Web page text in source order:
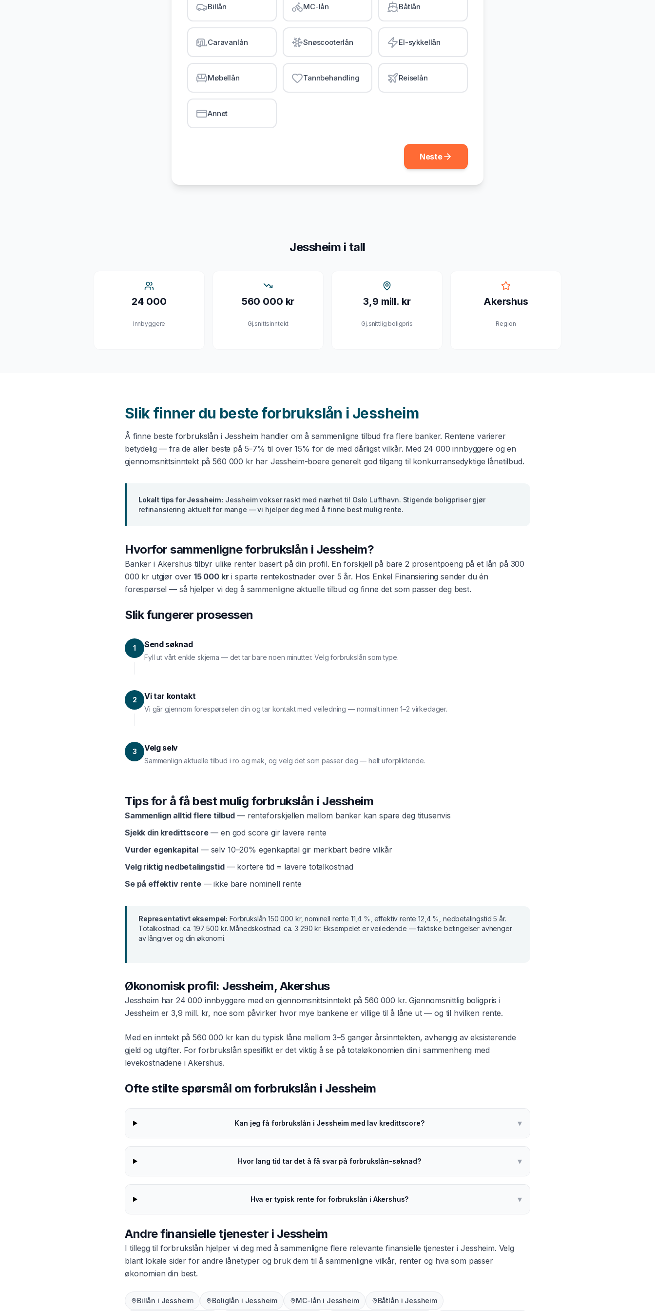
Billån MC-lån Båtlån
Caravanlån Snøscooterlån El-sykkellån
Møbellån Tannbehandling Reiselån
Annet
Neste
Jessheim i tall
24 000
Innbyggere
560 000 kr
Gj.snittsinntekt
3,9 mill. kr
Gj.snittlig boligpris
Akershus
Region
Slik finner du besteforbrukslån i Jessheim
Å finne beste forbrukslån i Jessheim handler om å sammenligne tilbud fra flere banker. Rentene varierer
betydelig — fra de aller beste på 5–7% til over 15% for de med dårligst vilkår. Med 24 000 innbyggere og en
gjennomsnittsinntekt på560 000 krhar Jessheim-boere generelt god tilgang til konkurransedyktige lånetilbud.
Lokalt tips forJessheim: Jessheim vokser raskt med nærhet til Oslo Lufthavn. Stigende boligpriser gjør
refinansiering aktuelt for mange — vi hjelper deg med å finne best mulig rente.
Hvorfor sammenligneforbrukslån i Jessheim?
Banker i Akershus tilbyr ulike renter basert på din profil. En forskjell på bare 2 prosentpoeng på et lån på 300
000 kr utgjør over 15 000 kr i sparte rentekostnader over 5 år. Hos Enkel Finansiering sender du én
forespørsel — så hjelper vi deg å sammenligne aktuelle tilbud og finne det som passer deg best.
Slik fungerer prosessen
1 Send søknad
Fyll ut vårt enkle skjema — det tar bare noen minutter. Velg forbrukslån som type.
2 Vi tar kontakt
Vi går gjennom forespørselen din og tar kontakt med veiledning — normalt innen 1–2 virkedager.
3 Velg selv
Sammenlign aktuelle tilbud i ro og mak, og velg det som passer deg — helt uforpliktende.
Tips for å få best muligforbrukslån i Jessheim
Sammenlign alltid flere tilbud — renteforskjellen mellom banker kan spare deg titusenvis
Sjekk din kredittscore— en god score gir lavere rente
Vurder egenkapital — selv 10–20% egenkapital gir merkbart bedre vilkår
Velg riktig nedbetalingstid— kortere tid = lavere totalkostnad
Se på effektiv rente— ikke bare nominell rente
Representativt eksempel: Forbrukslån 150 000 kr, nominell rente 11,4 % , effektiv rente12,4 % , nedbetalingstid5 år.
Totalkostnad: ca. 197 500 kr. Månedskostnad: ca. 3 290 kr. Eksempelet er veiledende — faktiske betingelser avhenger
av långiver og din økonomi.
Økonomisk profil: Jessheim, Akershus
Jessheim har 24 000 innbyggere med en gjennomsnittsinntekt på560 000 kr. Gjennomsnittlig boligpris i
Jessheim er3,9 mill. kr, noe som påvirker hvor mye bankene er villige til å låne ut — og til hvilken rente.
Med en inntekt på560 000 krkan du typisk låne mellom 3–5 ganger årsinntekten, avhengig av eksisterende
gjeld og utgifter. Forforbrukslån spesifikt er det viktig å se på totaløkonomien din i sammenheng med
levekostnadene i Akershus.
Ofte stilte spørsmål omforbrukslån i Jessheim
Kan jeg få forbrukslån i Jessheim med lav kredittscore? ▾
Hvor lang tid tar det å få svar på forbrukslån-søknad? ▾
Hva er typisk rente for forbrukslån i Akershus? ▾
Andre finansielle tjenester i Jessheim
I tillegg til forbrukslån hjelper vi deg med å sammenligne flere relevante finansielle tjenester iJessheim. Velg
blant lokale sider for andre lånetyper og bruk dem til å sammenligne vilkår, renter og hva som passer
økonomien din best.
Billån i Jessheim Boliglån i Jessheim MC-lån i Jessheim Båtlån i Jessheim